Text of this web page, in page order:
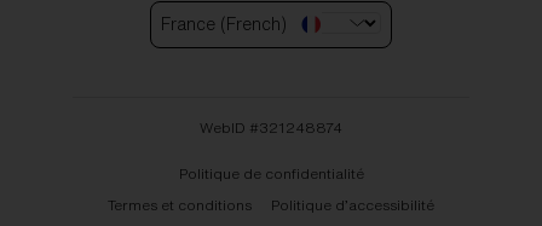
France (French)
WebID #321248874
Politique de confidentialité
Termes et conditions
Politique d’accessibilité